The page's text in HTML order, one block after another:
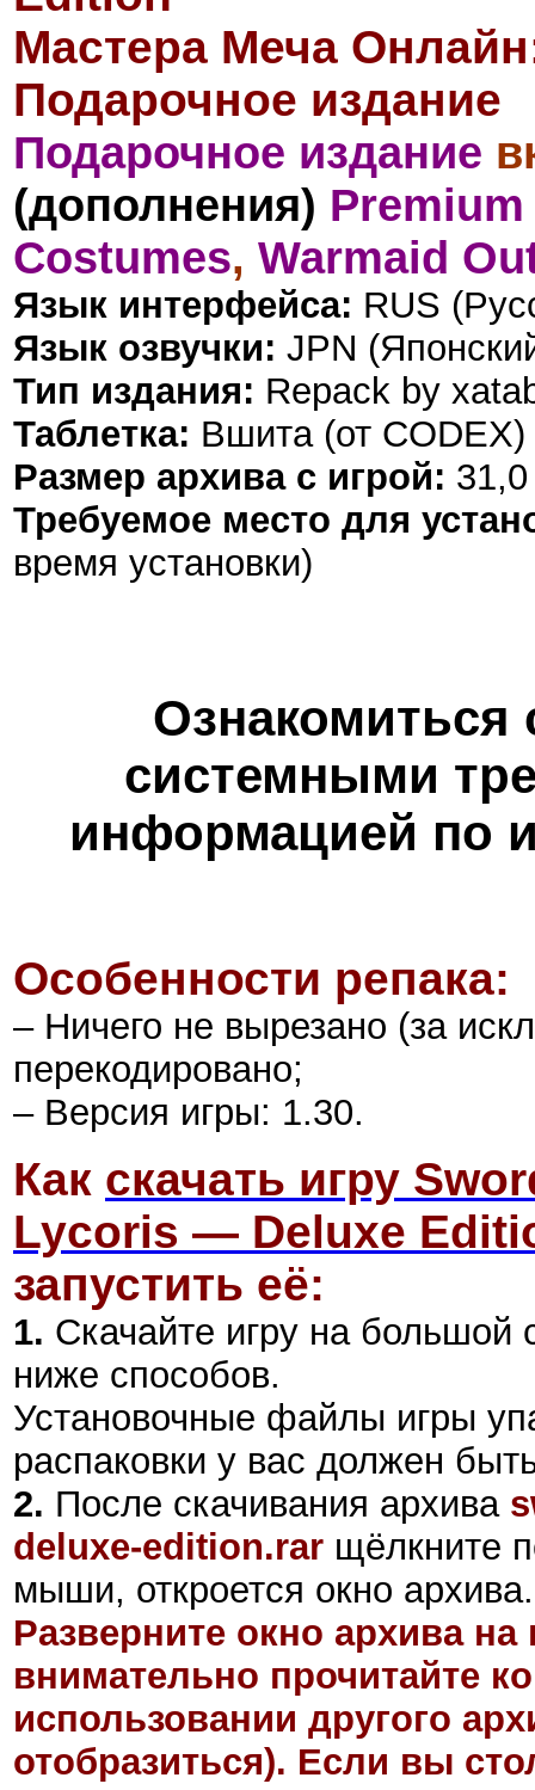
Мастера Меча
Подарочное издание
Подарочное издание
(дополнения)
Costumes, Warmaid
Язык интерфейса: RUS
Язык озвучки: JPN
Тип издания: Repack by
Таблетка: Вшита (от CODEX)
Размер архива с игрой:
Требуемое место для
время установки)
Ознакомиться
системными
информацией по
Особенности репака:
– Ничего не вырезано (за
перекодировано;
– Версия игры: 1.30.
Как скачать игру
Lycoris — Deluxe
запустить её:
1. Скачайте игру на большой
ниже способов.
Установочные файлы игры
распаковки у вас должен
2. После скачивания архива
deluxe-edition.rar щёлкните
мыши, откроется окно архива.
Разверните окно архива на
внимательно прочитайте
использовании другого
отобразиться). Если вы